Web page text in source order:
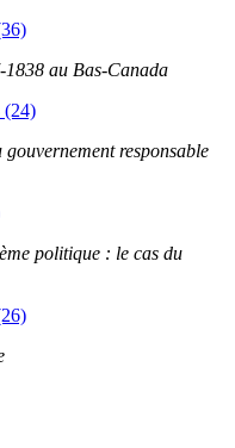
1838 au Bas-Canada
(24)
responsable
politique : le cas du